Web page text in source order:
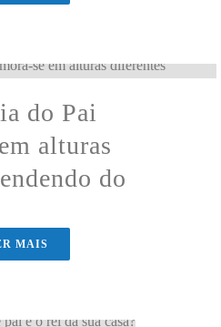
do Pai
alturas
do
MAIS